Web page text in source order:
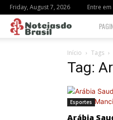
Friday, August 7, 2026 Entre
Notciasdo
Brasil
Início Tags
Tag:
Esportes
Arábia